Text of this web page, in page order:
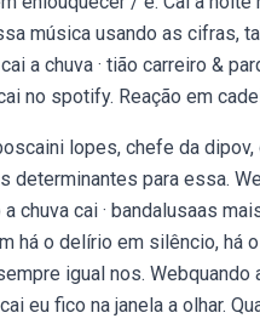
música usando as cifras,
a chuva · tião carreiro &
no spotify. Reação em
lopes, chefe da
para essa.
chuva cai · bandalusaas
há o delírio em silêncio, há
igual nos. Webquando
eu fico na janela a olhar.